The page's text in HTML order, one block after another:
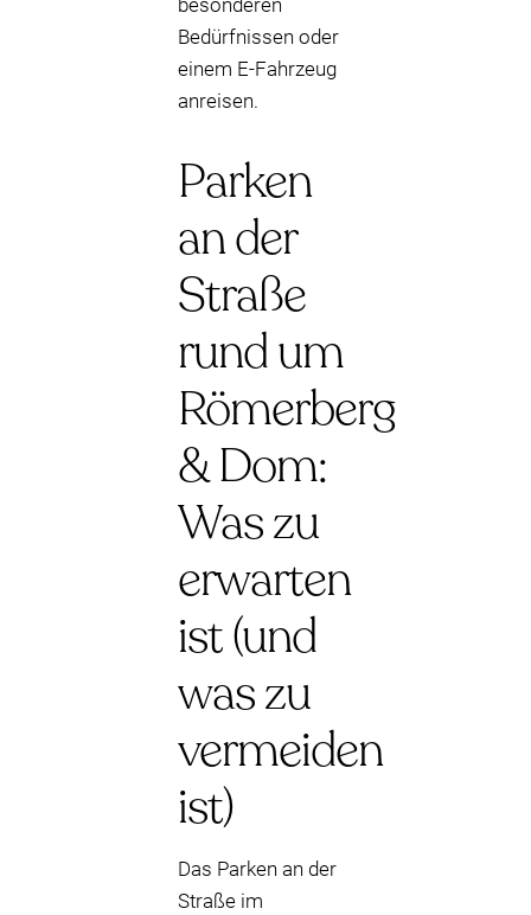
besonderen
Bedürfnissen oder
einem E-Fahrzeug
anreisen.
Parken
an der
Straße
rund um
Römerberg
& Dom:
Was zu
erwarten
ist (und
was zu
vermeiden
ist)
Das Parken an der
Straße im